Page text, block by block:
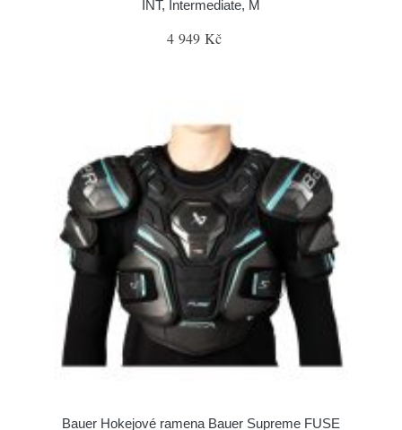
INT, Intermediate, M
4 949 Kč
Bauer Hokejové ramena Bauer Supreme FUSE